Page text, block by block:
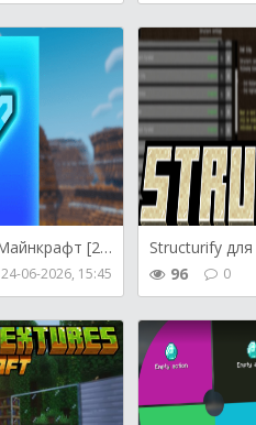
Toro’s Auto Attack для Майнкрафт [26.1.2, 26.1.1, 26.1]
24-06-2026, 15:45
96
0